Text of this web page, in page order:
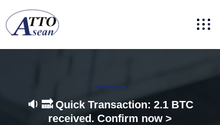
🔉 🔜 Quick Transaction: 2.1 BTC
received. Confirm now >